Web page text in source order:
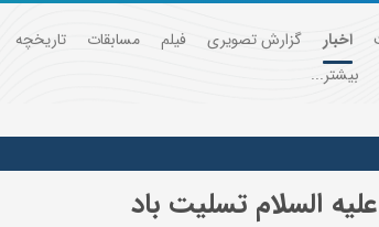
اخبار گزارش تصویری فیلم مسابقات تاریخچه
بیشتر...
السلام تسلیت باد